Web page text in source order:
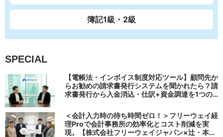
簿記1級・2級
SPECIAL
【電帳法・インボイス制度対応ツール】顧問先か
らお勧めの請求書発行システムを聞かれたら？請
求書発行から入金消込・仕訳+資金調達を1つの
＜会計入力時の待ち時間ゼロ！＞フリーウェイ経
理Proで会計事務所の効率化とコスト削減を実
現。【株式会社フリーウェイジャパン×辻・本郷